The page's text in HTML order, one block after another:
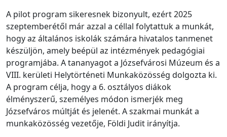
A pilot program sikeresnek bizonyult, ezért 2025
szeptemberétől már azzal a céllal folytattuk a munkát,
hogy az általános iskolák számára hivatalos tanmenet
készüljön, amely beépül az intézmények pedagógiai
programjába. A tananyagot a Józsefvárosi Múzeum és a
VIII. kerületi Helytörténeti Munkaközösség dolgozta ki.
A program célja, hogy a 6. osztályos diákok
élményszerű, személyes módon ismerjék meg
Józsefváros múltját és jelenét. A szakmai munkát a
munkaközösség vezetője, Földi Judit irányítja.